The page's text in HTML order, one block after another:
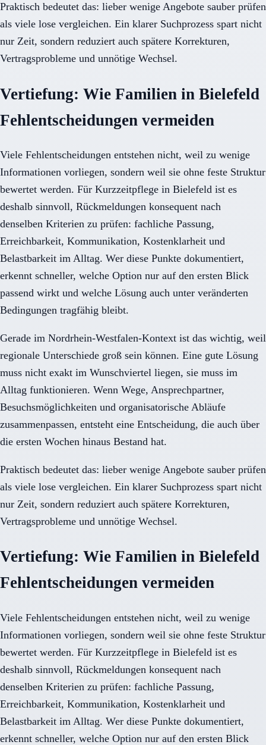
Praktisch bedeutet das: lieber wenige Angebote sauber prüfen
als viele lose vergleichen. Ein klarer Suchprozess spart nicht
nur Zeit, sondern reduziert auch spätere Korrekturen,
Vertragsprobleme und unnötige Wechsel.
Vertiefung: Wie Familien in Bielefeld
Fehlentscheidungen vermeiden
Viele Fehlentscheidungen entstehen nicht, weil zu wenige
Informationen vorliegen, sondern weil sie ohne feste Struktur
bewertet werden. Für Kurzzeitpflege in Bielefeld ist es
deshalb sinnvoll, Rückmeldungen konsequent nach
denselben Kriterien zu prüfen: fachliche Passung,
Erreichbarkeit, Kommunikation, Kostenklarheit und
Belastbarkeit im Alltag. Wer diese Punkte dokumentiert,
erkennt schneller, welche Option nur auf den ersten Blick
passend wirkt und welche Lösung auch unter veränderten
Bedingungen tragfähig bleibt.
Gerade im Nordrhein-Westfalen-Kontext ist das wichtig, weil
regionale Unterschiede groß sein können. Eine gute Lösung
muss nicht exakt im Wunschviertel liegen, sie muss im
Alltag funktionieren. Wenn Wege, Ansprechpartner,
Besuchsmöglichkeiten und organisatorische Abläufe
zusammenpassen, entsteht eine Entscheidung, die auch über
die ersten Wochen hinaus Bestand hat.
Praktisch bedeutet das: lieber wenige Angebote sauber prüfen
als viele lose vergleichen. Ein klarer Suchprozess spart nicht
nur Zeit, sondern reduziert auch spätere Korrekturen,
Vertragsprobleme und unnötige Wechsel.
Vertiefung: Wie Familien in Bielefeld
Fehlentscheidungen vermeiden
Viele Fehlentscheidungen entstehen nicht, weil zu wenige
Informationen vorliegen, sondern weil sie ohne feste Struktur
bewertet werden. Für Kurzzeitpflege in Bielefeld ist es
deshalb sinnvoll, Rückmeldungen konsequent nach
denselben Kriterien zu prüfen: fachliche Passung,
Erreichbarkeit, Kommunikation, Kostenklarheit und
Belastbarkeit im Alltag. Wer diese Punkte dokumentiert,
erkennt schneller, welche Option nur auf den ersten Blick